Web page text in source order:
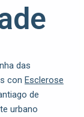
das
con Esclerose
de
urbano